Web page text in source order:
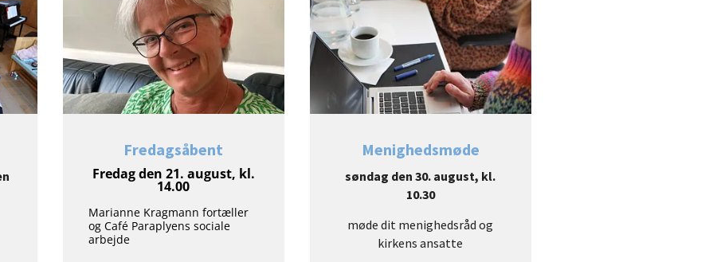
Fredagsåbent
Fredag den 21. august, kl.
14.00
Marianne Kragmann fortæller
og Café Paraplyens sociale
arbejde
Menighedsmøde
søndag den 30. august, kl.
10.30
møde dit menighedsråd og
kirkens ansatte